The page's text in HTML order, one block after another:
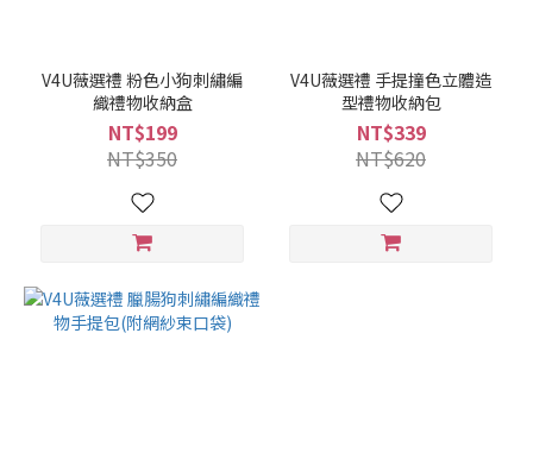
V4U薇選禮 粉色小狗刺繡編
織禮物收納盒
NT$199
NT$350
V4U薇選禮 手提撞色立體造
型禮物收納包
NT$339
NT$620